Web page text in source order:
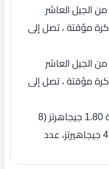
- معالج Intel® Core™ i7-10510U من الجيل العاشر
‏(‏8 ميجابايت ذاكرة مؤقتة ، تصل إلى
- معالج Intel® Core™ i7-1065G7 من الجيل العاشر
‏(‏8 ميجابايت ذاكرة مؤقتة ، تصل إلى
- معالج Intel Core i7-8565U بسرعة 1.80 جيجاهرتز ‏(‏8
ميجابايت ذاكرة مؤقتة، تصل إلى 4.60 جيجاهيرتز، عدد